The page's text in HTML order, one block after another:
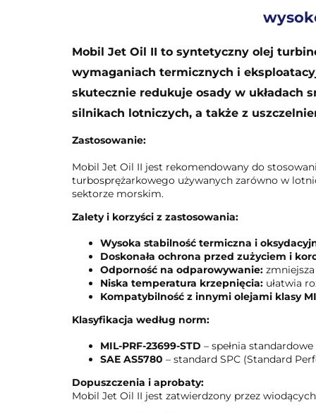
Mobil Jet Oil II to syntetyczny olej
wymaganiach termicznych i
skutecznie redukuje osady w układach
silnikach lotniczych, a także z
Zastosowanie:
Mobil Jet Oil II jest rekomendowany do
turbosprężarkowego używanych zarówno w
sektorze morskim.
Zalety i korzyści z zastosowania:
Wysoka stabilność termiczna i
Doskonała ochrona przed zużyciem i
Odporność na odparowywanie:
Niska temperatura krzepnięcia: ułatwia
Kompatybilność z innymi olejami klasy
Klasyfikacja według norm:
MIL-PRF-23699-STD – spełnia
SAE AS5780 – standard SPC (Standard
Dopuszczenia i aprobaty:
Mobil Jet Oil II jest zatwierdzony przez